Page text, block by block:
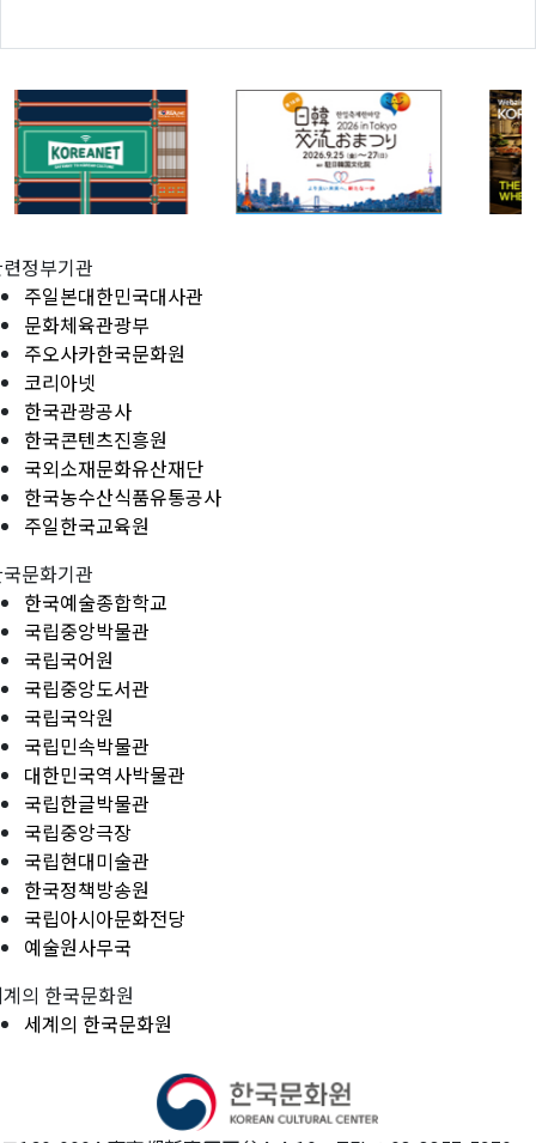
정부기관
주일본대한민국대사관
문화체육관광부
주오사카한국문화원
코리아넷
한국관광공사
한국콘텐츠진흥원
국외소재문화유산재단
한국농수산식품유통공사
주일한국교육원
문화기관
한국예술종합학교
국립중앙박물관
국립국어원
국립중앙도서관
국립국악원
국립민속박물관
대한민국역사박물관
국립한글박물관
국립중앙극장
국립현대미술관
한국정책방송원
국립아시아문화전당
예술원사무국
의 한국문화원
세계의 한국문화원